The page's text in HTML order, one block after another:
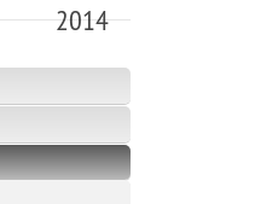
2014